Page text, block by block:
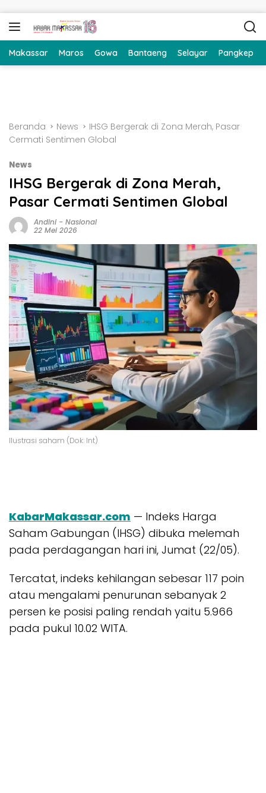
Makassar Maros Gowa Bantaeng Selayar Pangkep
Beranda News
IHSG Bergerak di Zona Merah, Pasar
Cermati Sentimen Global
News
IHSG Bergerak di Zona Merah,
Pasar Cermati Sentimen Global
Andini- Nasional
22 Mei 2026
Ilustrasi saham (Dok: Int)
KabarMakassar.com — Indeks Harga
Saham Gabungan (IHSG) dibuka melemah
pada perdagangan hari ini, Jumat (22/05).
Tercatat, indeks kehilangan sebesar 117 poin
atau mengalami penurunan sebanyak 2
persen ke posisi paling rendah yaitu 5.966
pada pukul 10.02 WITA.